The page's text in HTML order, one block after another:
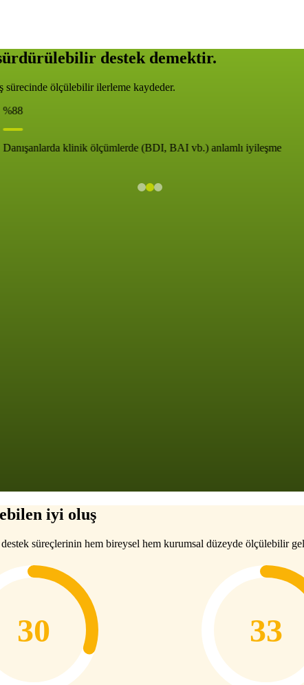
destek demektir.
ölçülebilir ilerleme kaydeder.
%88
Danışanlarda klinik ölçümlerde (BDI, BAI vb.) anlamlı iyileşme
iyi oluş
süreçlerinin hem bireysel hem kurumsal düzeyde ölçülebilir
30 33